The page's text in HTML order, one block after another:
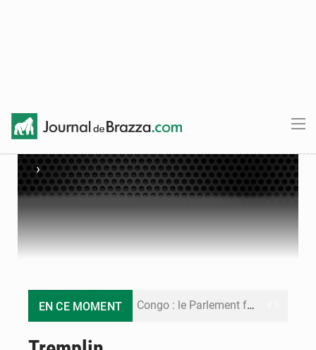
›
EN CE MOMENT Congo : le Parlement formule 28 recommandations sur le Cadre budgétaire 2027-2029